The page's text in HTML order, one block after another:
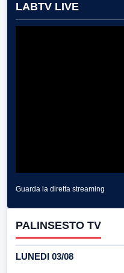
LABTV LIVE
Guarda la diretta streaming
PALINSESTO TV
LUNEDI 03/08